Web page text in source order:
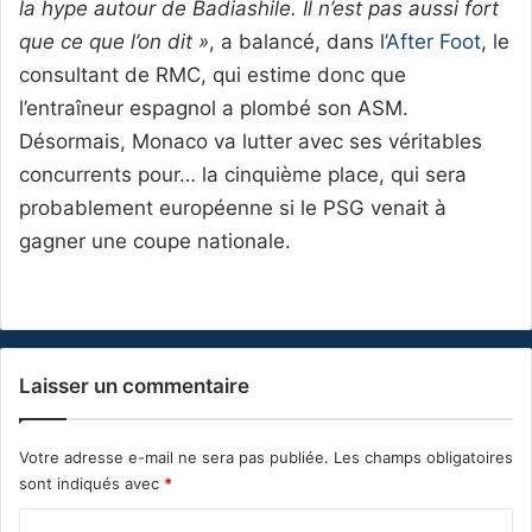
la hype autour de Badiashile. Il n’est pas aussi fort
que ce que l’on dit », a balancé, dans l’After Foot, le
consultant de RMC, qui estime donc que
l’entraîneur espagnol a plombé son ASM.
Désormais, Monaco va lutter avec ses véritables
concurrents pour… la cinquième place, qui sera
probablement européenne si le PSG venait à
gagner une coupe nationale.
Laisser un commentaire
Votre adresse e-mail ne sera pas publiée. Les champs obligatoires
sont indiqués avec *